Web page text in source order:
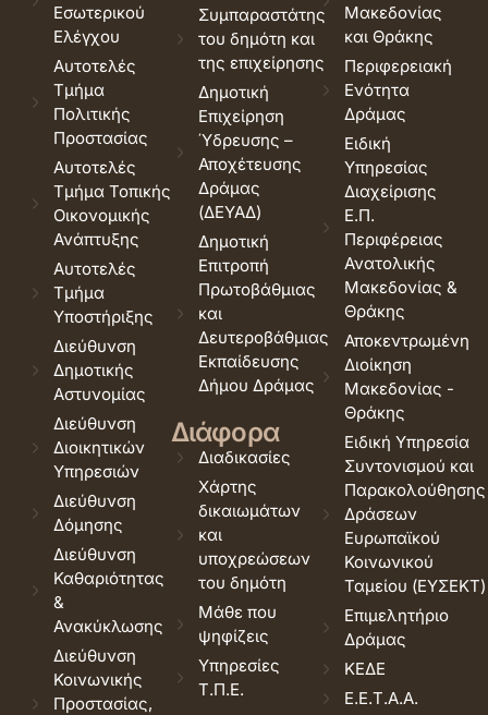
Εσωτερικού
Ελέγχου
Αυτοτελές
Τμήμα
Πολιτικής
Προστασίας
Αυτοτελές
Τμήμα Τοπικής
Οικονομικής
Ανάπτυξης
Αυτοτελές
Τμήμα
Υποστήριξης
Διεύθυνση
Δημοτικής
Αστυνομίας
Διεύθυνση
Διοικητικών
Υπηρεσιών
Διεύθυνση
Δόμησης
Διεύθυνση
Καθαριότητας
&
Ανακύκλωσης
Διεύθυνση
Κοινωνικής
Προστασίας,
Συμπαραστάτης
του δημότη και
της επιχείρησης
Δημοτική
Επιχείρηση
Ύδρευσης –
Αποχέτευσης
Δράμας
(ΔΕΥΑΔ)
Δημοτική
Επιτροπή
Πρωτοβάθμιας
και
Δευτεροβάθμιας
Εκπαίδευσης
Δήμου Δράμας
Διάφορα
Διαδικασίες
Χάρτης
δικαιωμάτων
και
υποχρεώσεων
του δημότη
Μάθε που
ψηφίζεις
Υπηρεσίες
Τ.Π.Ε.
Μακεδονίας
και Θράκης
Περιφερειακή
Ενότητα
Δράμας
Ειδική
Υπηρεσίας
Διαχείρισης
Ε.Π.
Περιφέρειας
Ανατολικής
Μακεδονίας &
Θράκης
Αποκεντρωμένη
Διοίκηση
Μακεδονίας -
Θράκης
Ειδική Υπηρεσία
Συντονισμού και
Παρακολούθησης
Δράσεων
Ευρωπαϊκού
Κοινωνικού
Ταμείου (ΕΥΣΕΚΤ)
Επιμελητήριο
Δράμας
ΚΕΔΕ
Ε.Ε.Τ.Α.Α.